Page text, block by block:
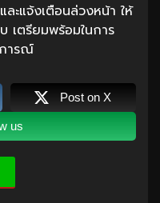
ะแจ้งเตือนล่วงหน้า ให้
เตรียมพร้อมในการ
ารณ์
Post on X
us